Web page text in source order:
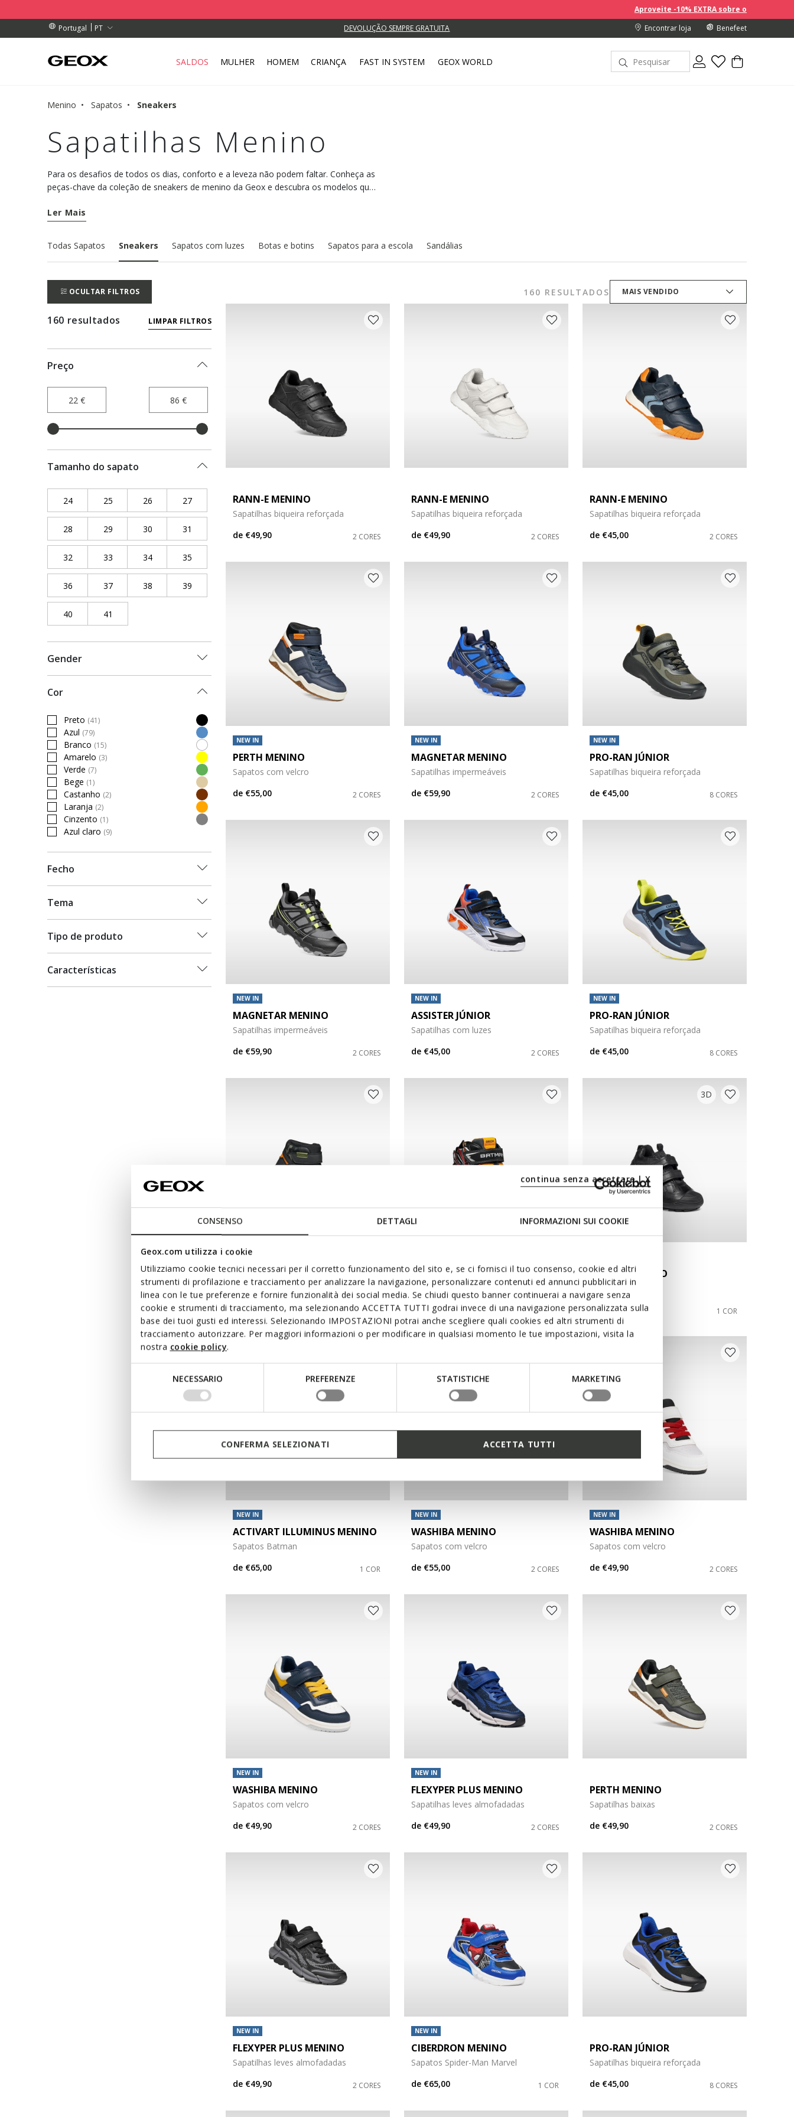
CONSENSO DETTAGLI INFORMAZIONI SUI COOKIE
Geox.com utilizza i cookie
Utilizziamo cookie tecnici necessari per il corretto funzionamento del sito e, se ci fornisci il tuo consenso, cookie ed altri
strumenti di profilazione e tracciamento per analizzare la navigazione, personalizzare contenuti ed annunci pubblicitari in
linea con le tue preferenze e fornire funzionalità dei social media. Se chiudi questo banner continuerai a navigare senza
cookie e strumenti di tracciamento, ma selezionando ACCETTA TUTTI godrai invece di una navigazione personalizzata sulla
base dei tuoi gusti ed interessi. Selezionando IMPOSTAZIONI potrai anche scegliere quali cookies ed altri strumenti di
tracciamento autorizzare. Per maggiori informazioni o per modificare in qualsiasi momento le tue impostazioni, visita la
nostra cookie policy.
NECESSARIO PREFERENZE STATISTICHE MARKETING
continua senza accettare | X
CONFERMA SELEZIONATI ACCETTA TUTTI
Aproveite -10% EXTRA sobre os preços com desconto na
Portugal
PT
ACIMA DE 89,00 € DEVOLUÇÃO SEMPRE GRATUITA
RECOLHA PERTO DE SI.
ACIMA DE 89,00 € Encontrar loja Benefeet
SALDOS MULHER HOMEM CRIANÇA FAST IN SYSTEM GEOX WORLD
Menino Sapatos Sneakers
Sapatilhas Menino
Para os desafios de todos os dias, conforto e a leveza não podem faltar. Conheça as
peças-chave da coleção de sneakers de menino da Geox e descubra os modelos que
Ler Mais
Todas Sapatos Sneakers Sapatos com luzes Botas e botins Sapatos para a escola Sandálias
OCULTAR FILTROS 160 RESULTADOS MAIS VENDIDO
160 resultados LIMPAR FILTROS
Preço
Tamanho do sapato
24Refine by Tamanho do sapato: 24
25 Refine by Tamanho do sapato: 25
26 Refine by Tamanho do sapato: 26
27Refine by Tamanho do sapato: 27
28 Refine by Tamanho do sapato: 28
29 Refine by Tamanho do sapato: 29
30 Refine by Tamanho do sapato: 30
31
32 Refine by Tamanho do sapato: 32
33 Refine by Tamanho do sapato: 33
34Refine by Tamanho do sapato: 34
35
36 Refine by Tamanho do sapato: 36
37Refine by Tamanho do sapato: 37
38 Refine by Tamanho do sapato: 38
39
40 Refine by Tamanho do sapato: 40
41
Gender
Cor
Preto (41)
Refine by Cor: Preto
Azul (79)
Refine by Cor: Azul
Branco (15)
Refine by Cor: Branco
Amarelo (3)
Refine by Cor: Amarelo
Verde (7)
Refine by Cor: Verde
Bege (1)
Refine by Cor: Bege
Castanho (2)
Refine by Cor: Castanho
Laranja (2)
Refine by Cor: Laranja
Cinzento (1)
Refine by Cor: Cinzento
Azul claro (9)
Refine by Cor: Azul claro
Fecho
Tema
Tipo de produto
Características
RANN-E MENINO
Sapatilhas biqueira reforçada
de €49,90 2 CORES
RANN-E MENINO
Sapatilhas biqueira reforçada
de €49,90 2 CORES
RANN-E MENINO
Sapatilhas biqueira reforçada
de €45,00 2 CORES
NEW IN
PERTH MENINO
Sapatos com velcro
de €55,00 2 CORES
NEW IN
MAGNETAR MENINO
Sapatilhas impermeáveis
de €59,90 2 CORES
NEW IN
PRO-RAN JÚNIOR
Sapatilhas biqueira reforçada
de €45,00 8 CORES
NEW IN
MAGNETAR MENINO
Sapatilhas impermeáveis
de €59,90 2 CORES
NEW IN
ASSISTER JÚNIOR
Sapatilhas com luzes
de €45,00 2 CORES
NEW IN
PRO-RAN JÚNIOR
Sapatilhas biqueira reforçada
de €45,00 8 CORES
NEW IN
PERTH MENINO
Sapatos com velcro
de€59,90 1 COR
CIBERDRON MENINO
Sapatos Batman
de€69,90 1 COR
3D
SAVAGE MENINO
Sapatos escolares
de€59,90 1 COR
NEW IN
ACTIVART ILLUMINUS MENINO
Sapatos Batman
de €65,00 1 COR
NEW IN
WASHIBA MENINO
Sapatos com velcro
de €55,00 2 CORES
NEW IN
WASHIBA MENINO
Sapatos com velcro
de €49,90 2 CORES
NEW IN
WASHIBA MENINO
Sapatos com velcro
de €49,90 2 CORES
NEW IN
FLEXYPER PLUS MENINO
Sapatilhas leves almofadadas
de €49,90 2 CORES
PERTH MENINO
Sapatilhas baixas
de €49,90 2 CORES
NEW IN
FLEXYPER PLUS MENINO
Sapatilhas leves almofadadas
de €49,90 2 CORES
NEW IN
CIBERDRON MENINO
Sapatos Spider-Man Marvel
de €65,00 1 COR
PRO-RAN JÚNIOR
Sapatilhas biqueira reforçada
de €45,00 8 CORES